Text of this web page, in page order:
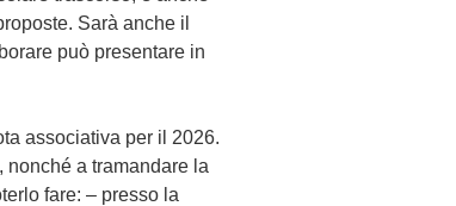
Sarà anche il
può presentare in
associativa per il 2026.
a tramandare la
fare: – presso la